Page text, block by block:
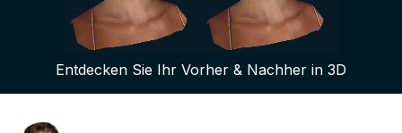
3D-Business-Plattform
Pläne
Entdecken Sie Ihr Vorher & Nachher in 3D